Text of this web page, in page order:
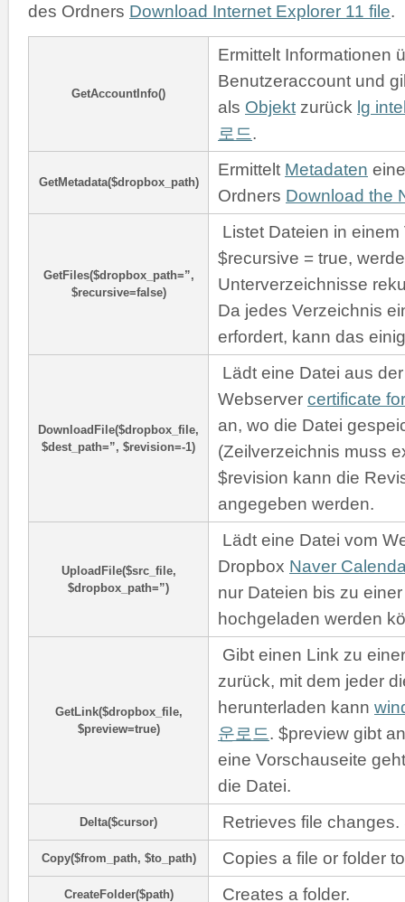
des Ordners Download Internet Explorer 11 file.
GetAccountInfo()
Ermittelt Informationen
Benutzeraccount und
als Objekt zurück lg
로드.
GetMetadata($dropbox_path)
Ermittelt Metadaten
Ordners Download the
GetFiles($dropbox_path=”,
$recursive=false)
Listet Dateien in
$recursive = true,
Unterverzeichnisse
Da jedes Verzeichnis
erfordert, kann das
DownloadFile($dropbox_file,
$dest_path=”, $revision=-1)
Lädt eine Datei aus
Webserver certificate
an, wo die Datei
(Zeilverzeichnis muss
$revision kann die
angegeben werden.
UploadFile($src_file,
$dropbox_path=”)
Lädt eine Datei vom
Dropbox Naver
nur Dateien bis zu
hochgeladen werden
GetLink($dropbox_file,
$preview=true)
Gibt einen Link zu
zurück, mit dem jeder
herunterladen kann
운로드. $preview gibt
eine Vorschauseite
die Datei.
Delta($cursor) Retrieves file
Copy($from_path, $to_path) Copies a file or folder
CreateFolder($path) Creates a folder.